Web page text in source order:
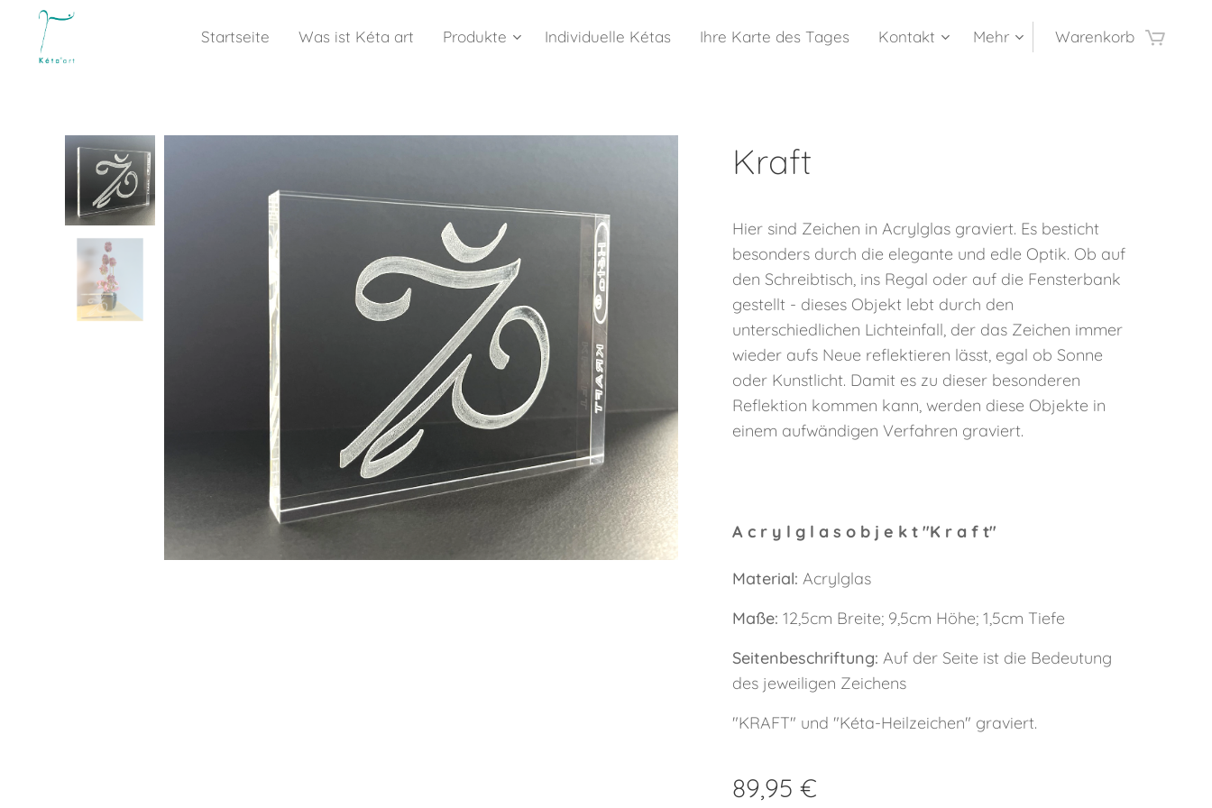
Startseite Was ist Kéta art Produkte Individuelle Kétas Ihre Karte des Tages Kontakt Mehr Warenkorb
Kraft
Hier sind Zeichen in Acrylglas graviert. Es besticht
besonders durch die elegante und edle Optik. Ob auf
den Schreibtisch, ins Regal oder auf die Fensterbank
gestellt - dieses Objekt lebt durch den
unterschiedlichen Lichteinfall, der das Zeichen immer
wieder aufs Neue reflektieren lässt, egal ob Sonne
oder Kunstlicht. Damit es zu dieser besonderen
Reflektion kommen kann, werden diese Objekte in
einem aufwändigen Verfahren graviert.
A c r y l g l a s o b j e k t "K r a f t"
Material: Acrylglas
Maße: 12,5cm Breite; 9,5cm Höhe; 1,5cm Tiefe
Seitenbeschriftung: Auf der Seite ist die Bedeutung
des jeweiligen Zeichens
"KRAFT" und "Kéta-Heilzeichen" graviert.
89,95 €